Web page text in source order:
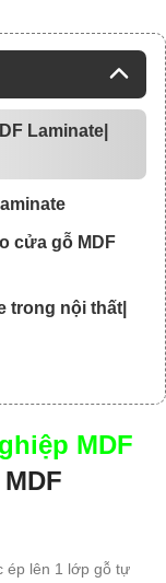
Laminate|
cửa gỗ MDF
trong nội thất|
MDF
ép lên 1 lớp gỗ tự